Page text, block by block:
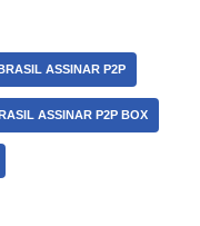
ASSINAR P2P
ASSINAR P2P BOX